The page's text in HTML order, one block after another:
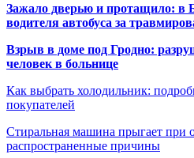
Зажало дверью и протащило: в
водителя автобуса за
Взрыв в доме под Гродно:
человек в больнице
Как выбрать холодильник:
покупателей
Стиральная машина прыгает при
распространенные причины